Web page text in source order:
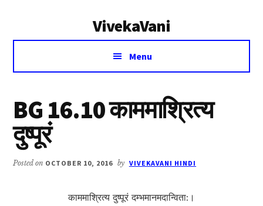
VivekaVani
Voice
Vivekananda
Menu
BG 16.10 काममाश्रित्य
दुष्पूरं
Posted on OCTOBER 10, 2016 by VIVEKAVANI HINDI
काममाश्रित्य दुष्पूरं दम्भमानमदान्विता:।